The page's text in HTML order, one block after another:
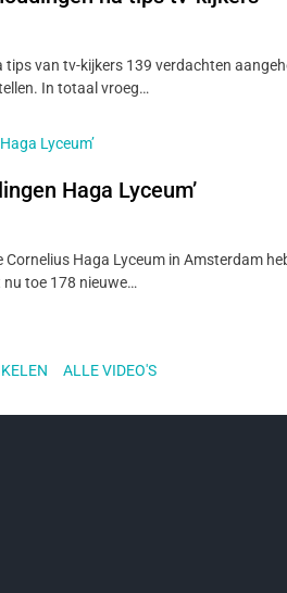
tips van tv-kijkers 139 verdachten
In totaal vroeg…
Haga Lyceum’
Haga Lyceum in Amsterdam
toe 178 nieuwe…
ALLE VIDEO'S